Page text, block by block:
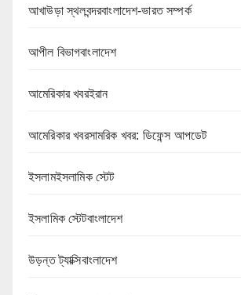
আখাউড়া স্থলবন্দরবাংলাদেশ-ভারত সম্পর্ক
আপীল বিভাগবাংলাদেশ
আমেরিকার খবরইরান
আমেরিকার খবরসামরিক খবর: ডিফেন্স আপডেট
ইসলামইসলামিক স্টেট
ইসলামিক স্টেটবাংলাদেশ
উড়ন্ত ট্যাক্সিবাংলাদেশ